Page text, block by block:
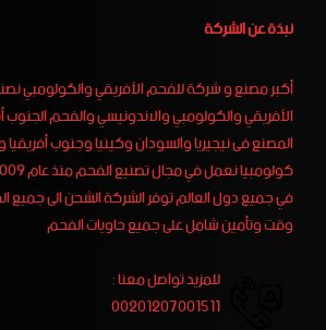
نبذة عن الشركة
أكبر مصنع و شركة للفحم الأفريقي والكولومبي
الأفريقي والكولومبي والاندونيسي والفحم
المصنع فى نيجيريا والسودان وكينيا وجنوب
في جميع دول العالم توفر الشركة الشحن الى جميع
وقت وتأمين شامل على جميع حاويات الفحم
للمزيد تواصل معنا :
00201207001511